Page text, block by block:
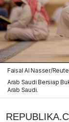
Faisal Al Nasser/
Arab Saudi Bersiap
Arab Saudi.